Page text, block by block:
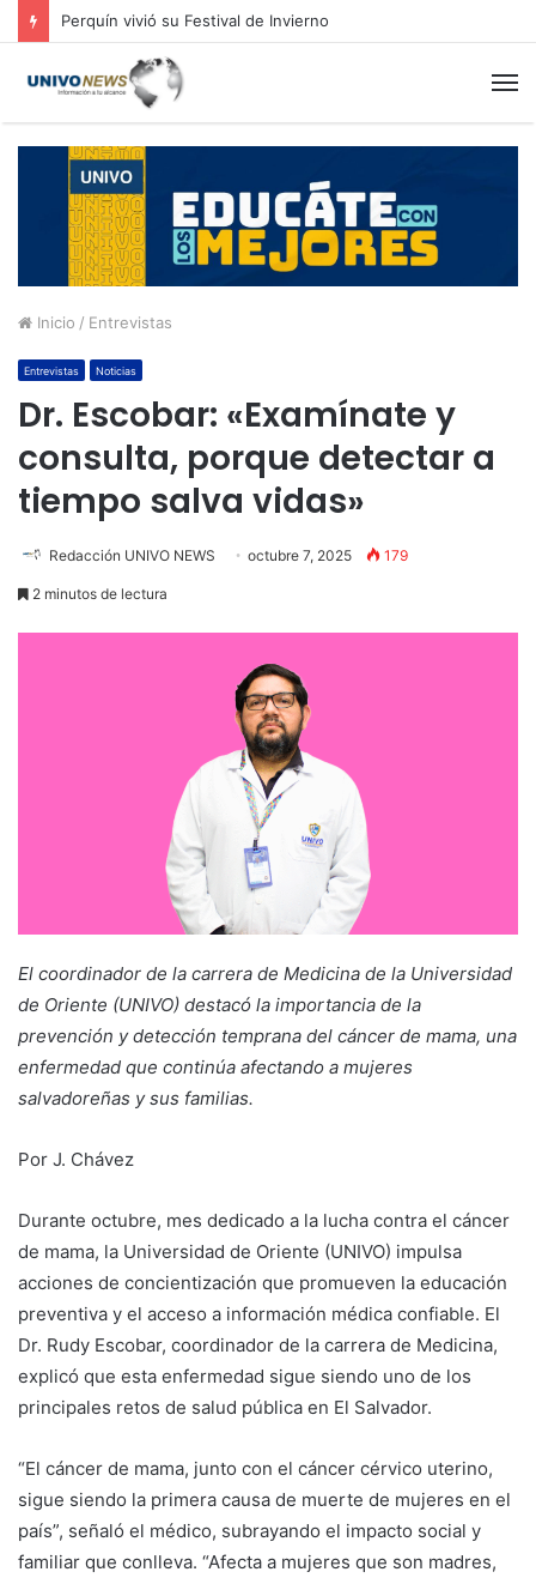
Perquín vivió su Festival de Invierno
Inicio / Entrevistas
Entrevistas Noticias
Dr. Escobar: «Examínate y
consulta, porque detectar a
tiempo salva vidas»
Redacción UNIVO NEWS octubre 7, 2025 179
2 minutos de lectura
El coordinador de la carrera de Medicina de la Universidad
de Oriente (UNIVO) destacó la importancia de la
prevención y detección temprana del cáncer de mama, una
enfermedad que continúa afectando a mujeres
salvadoreñas y sus familias.
Por J. Chávez
Durante octubre, mes dedicado a la lucha contra el cáncer
de mama, la Universidad de Oriente (UNIVO) impulsa
acciones de concientización que promueven la educación
preventiva y el acceso a información médica confiable. El
Dr. Rudy Escobar, coordinador de la carrera de Medicina,
explicó que esta enfermedad sigue siendo uno de los
principales retos de salud pública en El Salvador.
“El cáncer de mama, junto con el cáncer cérvico uterino,
sigue siendo la primera causa de muerte de mujeres en el
país”, señaló el médico, subrayando el impacto social y
familiar que conlleva. “Afecta a mujeres que son madres,